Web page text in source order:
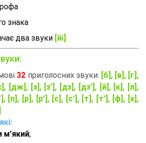
знака
два звуки [йі]
32 приголосних звуки: [б], [в], [г],
[дж], [з], [з’], [дз], [дз’], [й], [к], [л],
[п], [р], [р’], [с], [с’], [т], [т’], [ф], [х],
м'який;